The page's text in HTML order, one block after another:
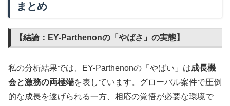
まとめ
【結論：EY-Parthenonの「やばさ」の実態】
私の分析結果では、EY-Parthenonの「やばい」は成長機
会と激務の両極端を表しています。グローバル案件で圧倒
的な成長を遂げられる一方、相応の覚悟が必要な環境で